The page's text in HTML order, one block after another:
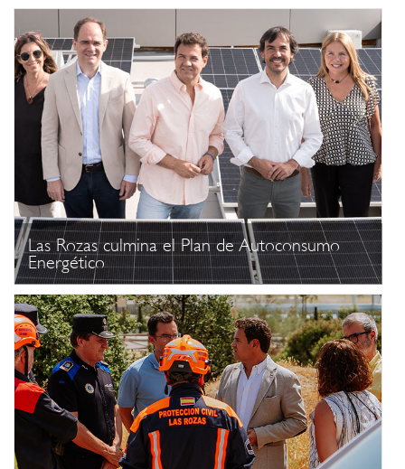
Las Rozas culmina el Plan de Autoconsumo
Energético